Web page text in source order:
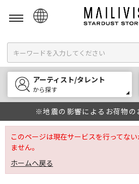
English
한국어
中文
アーティスト/タレント
から探す
※地震の影響によるお荷物の
このページは現在サービスを行ってな
ません。
ホームへ戻る